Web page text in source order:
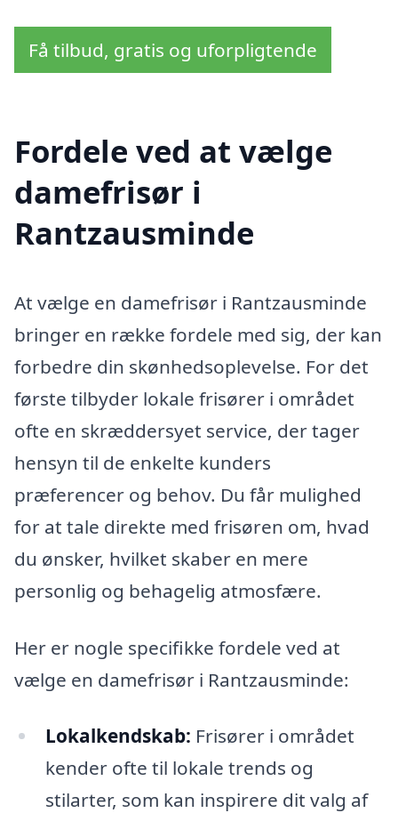
Få tilbud, gratis og uforpligtende
Fordele ved at vælge
damefrisør i
Rantzausminde
At vælge en damefrisør i Rantzausminde
bringer en række fordele med sig, der kan
forbedre din skønhedsoplevelse. For det
første tilbyder lokale frisører i området
ofte en skræddersyet service, der tager
hensyn til de enkelte kunders
præferencer og behov. Du får mulighed
for at tale direkte med frisøren om, hvad
du ønsker, hvilket skaber en mere
personlig og behagelig atmosfære.
Her er nogle specifikke fordele ved at
vælge en damefrisør i Rantzausminde:
Lokalkendskab: Frisører i området
kender ofte til lokale trends og
stilarter, som kan inspirere dit valg af